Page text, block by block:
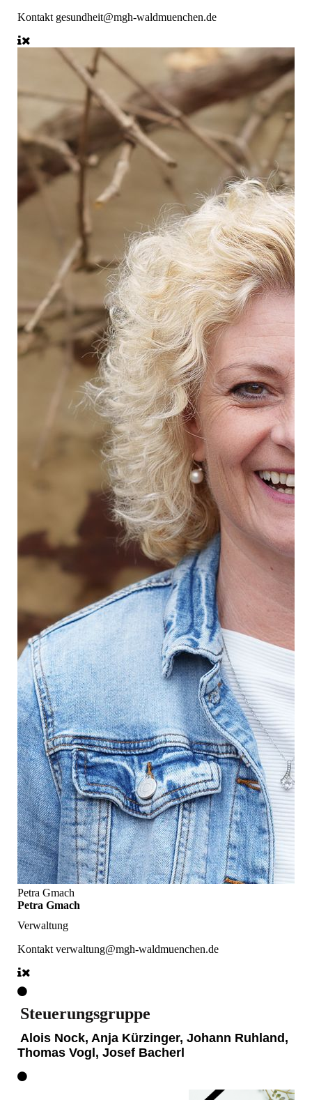
Kontakt gesundheit@mgh-waldmuenchen.de
Petra Gmach
Petra Gmach
Verwaltung
Kontakt verwaltung@mgh-waldmuenchen.de
Steuerungsgruppe
Alois Nock, Anja Kürzinger, Johann Ruhland,
Thomas Vogl, Josef Bacherl